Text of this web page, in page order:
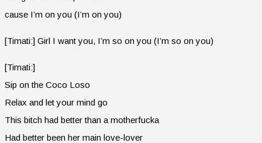
cause I’m on you (I’m on you)
[Timati:] Girl I want you, I’m so on you (I’m so on you)
[Timati:]
Sip on the Coco Loso
Relax and let your mind go
This bitch had better than a motherfucka
Had better been her main love-lover